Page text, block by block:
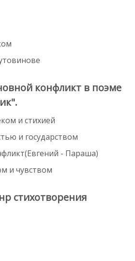
конфликт в поэме
и стихией
и государством
- Параша)
и чувством
стихотворения